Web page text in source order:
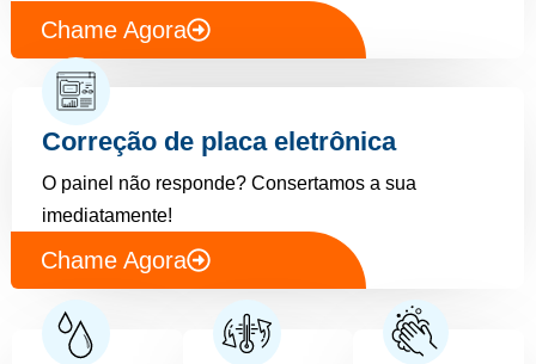
Chame Agora
Correção de placa eletrônica
O painel não responde? Consertamos a sua
imediatamente!
Chame Agora